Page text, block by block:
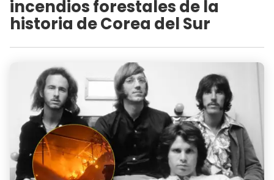
incendios forestales de la
historia de Corea del Sur